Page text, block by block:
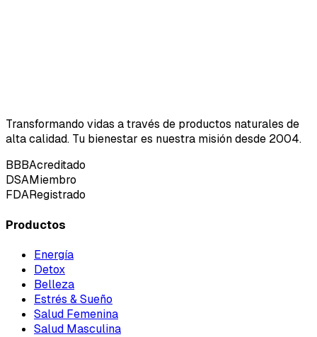
Transformando vidas a través de productos naturales de
alta calidad. Tu bienestar es nuestra misión desde 2004.
BBBAcreditado
DSAMiembro
FDARegistrado
Productos
Energía
Detox
Belleza
Estrés & Sueño
Salud Femenina
Salud Masculina